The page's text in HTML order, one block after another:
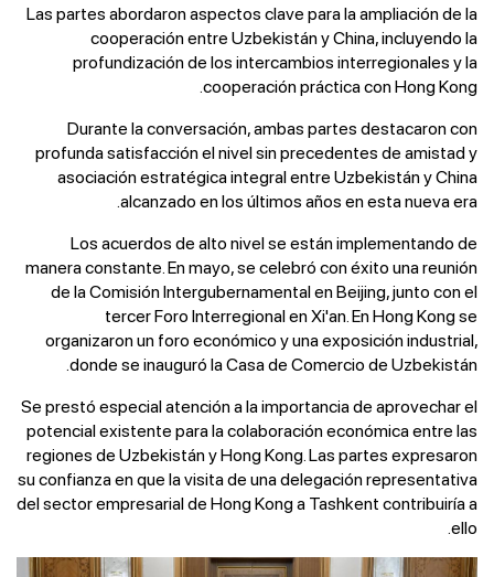
Las partes abordaron aspectos clave para la ampliación de la
cooperación entre Uzbekistán y China, incluyendo la
profundización de los intercambios interregionales y la
cooperación práctica con Hong Kong.
Durante la conversación, ambas partes destacaron con
profunda satisfacción el nivel sin precedentes de amistad y
asociación estratégica integral entre Uzbekistán y China
alcanzado en los últimos años en esta nueva era.
Los acuerdos de alto nivel se están implementando de
manera constante. En mayo, se celebró con éxito una reunión
de la Comisión Intergubernamental en Beijing, junto con el
tercer Foro Interregional en Xi'an. En Hong Kong se
organizaron un foro económico y una exposición industrial,
donde se inauguró la Casa de Comercio de Uzbekistán.
Se prestó especial atención a la importancia de aprovechar el
potencial existente para la colaboración económica entre las
regiones de Uzbekistán y Hong Kong. Las partes expresaron
su confianza en que la visita de una delegación representativa
del sector empresarial de Hong Kong a Tashkent contribuiría a
ello.